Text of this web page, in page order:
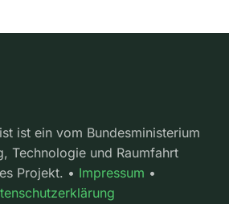
ist ein vom Bundesministerium
Technologie und Raumfahrt
Projekt. • Impressum •